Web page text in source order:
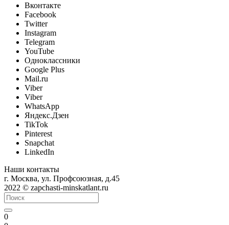
Вконтакте
Facebook
Twitter
Instagram
Telegram
YouTube
Одноклассники
Google Plus
Mail.ru
Viber
Viber
WhatsApp
Яндекс.Дзен
TikTok
Pinterest
Snapchat
LinkedIn
Наши контакты
г. Москва, ул. Профсоюзная, д.45
2022 © zapchasti-minskatlant.ru
0